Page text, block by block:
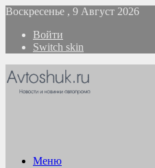
Воскресенье , 9 Август 2026
Войти
Switch skin
Меню